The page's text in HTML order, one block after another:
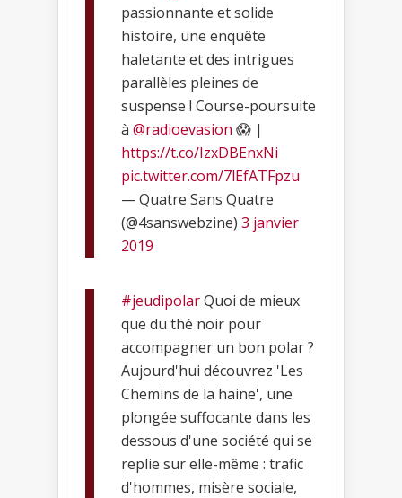
passionnante et solide
histoire, une enquête
haletante et des intrigues
parallèles pleines de
suspense ! Course-poursuite
à @radioevasion 😱 |
https://t.co/IzxDBEnxNi
pic.twitter.com/7lEfATFpzu
— Quatre Sans Quatre
(@4sanswebzine) 3 janvier
2019
#jeudipolarQuoi de mieux
que du thé noir pour
accompagner un bon polar ?
Aujourd'hui découvrez 'Les
Chemins de la haine', une
plongée suffocante dans les
dessous d'une société qui se
replie sur elle-même : trafic
d'hommes, misère sociale,